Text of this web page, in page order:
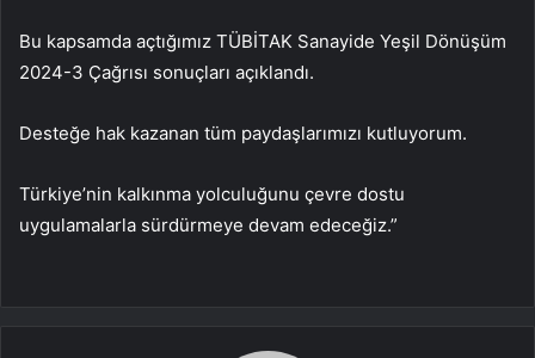
Bu kapsamda açtığımız TÜBİTAK Sanayide Yeşil Dönüşüm
2024-3 Çağrısı sonuçları açıklandı.
Desteğe hak kazanan tüm paydaşlarımızı kutluyorum.
Türkiye’nin kalkınma yolculuğunu çevre dostu
uygulamalarla sürdürmeye devam edeceğiz.”